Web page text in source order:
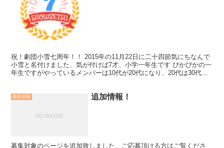
祝！劇団小雪七周年！！ 2015年の11月22日に二十四節気にちなんで
小雪と名付けました、気が付けば7才、小学一年生です ぴかぴかの一
年生ですがやっているメンバーは10代が20代になり、20代は30代に
最新情報 追加情報！
募集対象のページを追加致しました、ご応募頂ける方はご覧くださ